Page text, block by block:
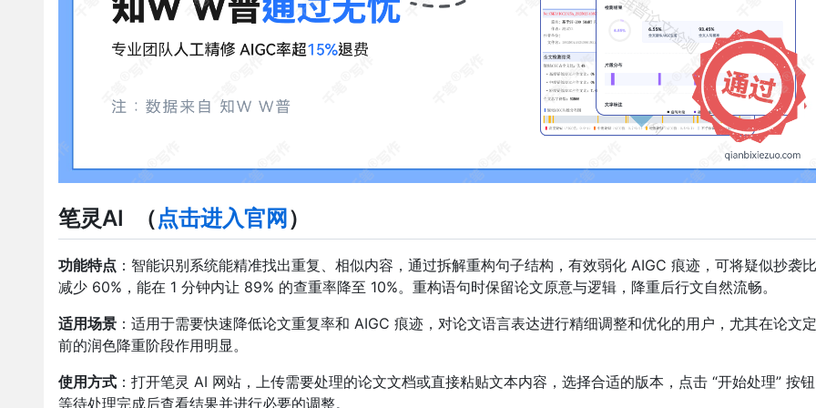
笔灵AI （点击进入官网）
功能特点 ：智能识别系统能精准找出重复、相似内容，通过拆解重构句子结构，有效弱化 AIGC 痕迹，可将疑似抄袭
减少 60%，能在 1 分钟内让 89% 的查重率降至 10%。重构语句时保留论文原意与逻辑，降重后行文自然流畅。
适用场景 ：适用于需要快速降低论文重复率和 AIGC 痕迹，对论文语言表达进行精细调整和优化的用户，尤其在论文
前的润色降重阶段作用明显。
使用方式 ：打开笔灵 AI 网站，上传需要处理的论文文档或直接粘贴文本内容，选择合适的版本，点击 “开始处理” 按钮
等待处理完成后查看结果并进行必要的调整。